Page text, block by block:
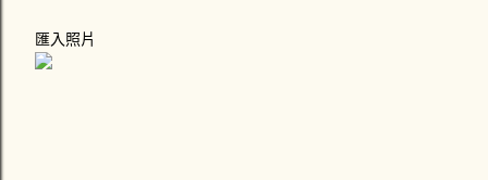
匯入照片